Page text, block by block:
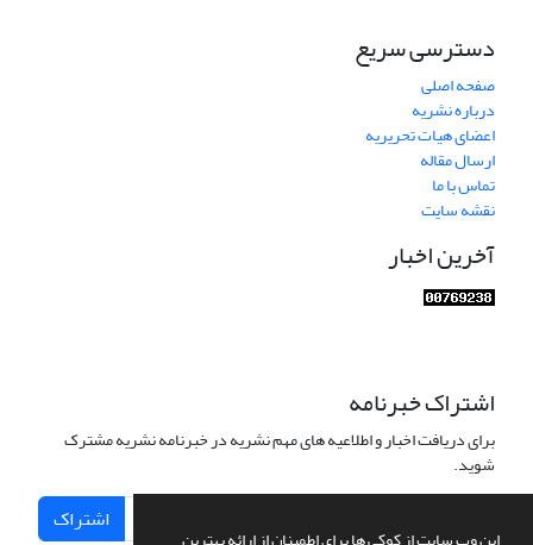
دسترسی سریع
صفحه اصلی
درباره نشریه
اعضای هیات تحریریه
ارسال مقاله
تماس با ما
نقشه سایت
آخرین اخبار
اشتراک خبرنامه
برای دریافت اخبار و اطلاعیه های مهم نشریه در خبرنامه نشریه مشترک
شوید.
اشتراک